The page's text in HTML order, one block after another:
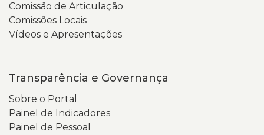
Comissão de Articulação
Comissões Locais
Vídeos e Apresentações
Transparência e Governança
Sobre o Portal
Painel de Indicadores
Painel de Pessoal